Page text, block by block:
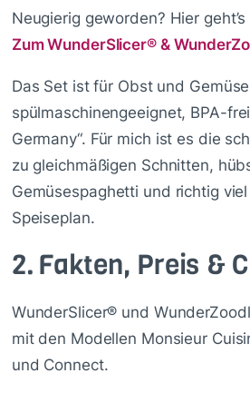
Neugierig geworden? Hier
Zum WunderSlicer® &
Das Set ist für Obst und
spülmaschinengeeignet, BPA-
Germany“. Für mich ist es die
zu gleichmäßigen Schnitten,
Gemüsespaghetti und richtig
Speiseplan.
2. Fakten, Preis &
WunderSlicer® und
mit den Modellen Monsieur
und Connect.